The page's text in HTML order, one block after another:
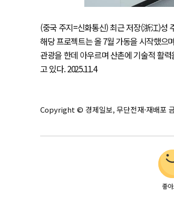
(중국 주지=신화통신) 최근 저장(浙江)성
해당 프로젝트는 올 7월 가동을 시작했으
관광을 한데 아우르며 산촌에 기술적 활
고 있다. 2025.11.4
Copyright © 경제일보, 무단전재·재배포
좋